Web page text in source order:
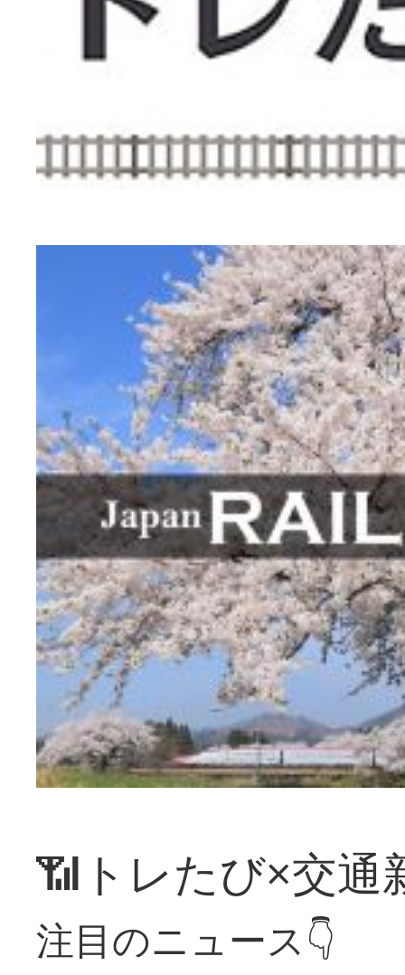
📶トレたび×交通
注目のニュース👇